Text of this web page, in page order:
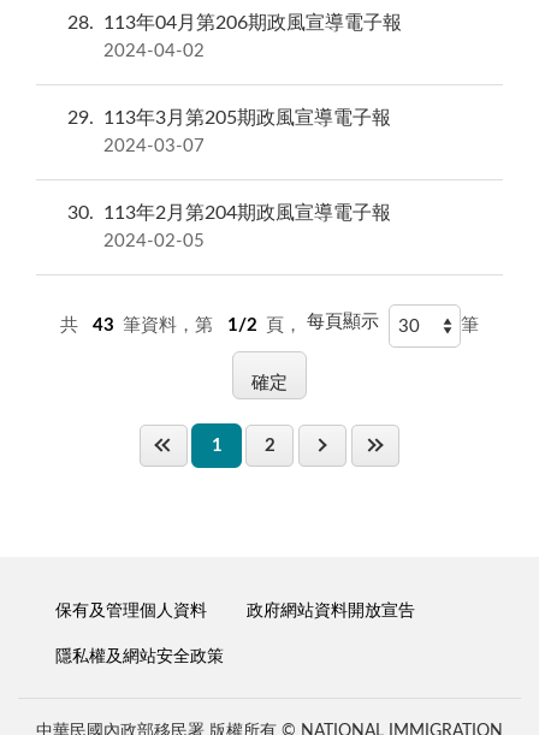
28 113年04月第206期政風宣導電子報
2024-04-02
29 113年3月第205期政風宣導電子報
2024-03-07
30 113年2月第204期政風宣導電子報
2024-02-05
共 43 筆資料，第 1/2 頁， 每頁顯示 筆
1 2
保有及管理個人資料 政府網站資料開放宣告
隱私權及網站安全政策
中華民國內政部移民署 版權所有 © NATIONAL IMMIGRATION